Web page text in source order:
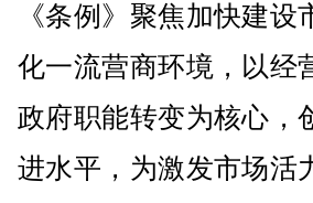
《条例》聚焦加快建
化一流营商环境，以经
政府职能转变为核心，
进水平，为激发市场活